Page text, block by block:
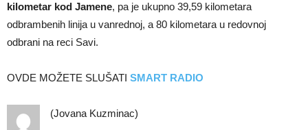
kilometar kod Jamene, pa je ukupno 39,59 kilometara
odbrambenih linija u vanrednoj, a 80 kilometara u redovnoj
odbrani na reci Savi.
OVDE MOŽETE SLUŠATI SMART RADIO
(Jovana Kuzminac)